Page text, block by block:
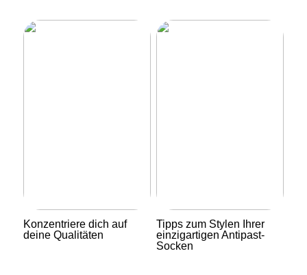
Konzentriere dich auf
deine Qualitäten
Tipps zum Stylen Ihrer
einzigartigen Antipast-
Socken